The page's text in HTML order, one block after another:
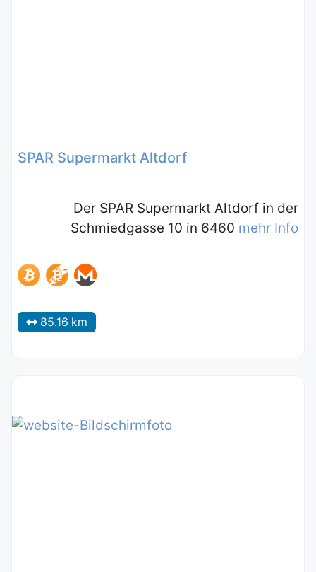
SPAR Supermarkt Altdorf
Der SPAR Supermarkt Altdorf in der
Schmiedgasse 10 in 6460 mehr Info
85.16 km